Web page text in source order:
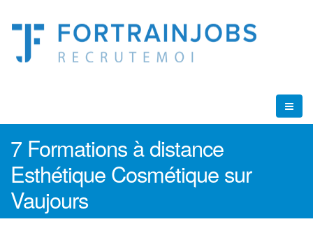
7 Formations à distance
Esthétique Cosmétique sur
Vaujours